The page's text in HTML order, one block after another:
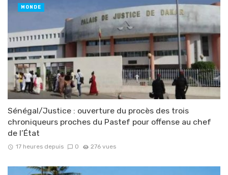
Sénégal/Justice : ouverture du procès des trois
chroniqueurs proches du Pastef pour offense au chef
de l’État
17 heures depuis 0 276 vues
MONDE